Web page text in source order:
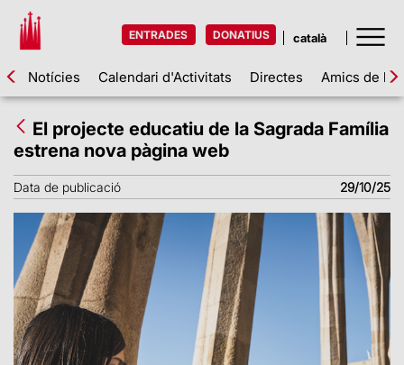
ENTRADES DONATIUS
Notícies Calendari d'Activitats Directes Amics de la
El projecte educatiu de la Sagrada Família
estrena nova pàgina web
Data de publicació 29/10/25